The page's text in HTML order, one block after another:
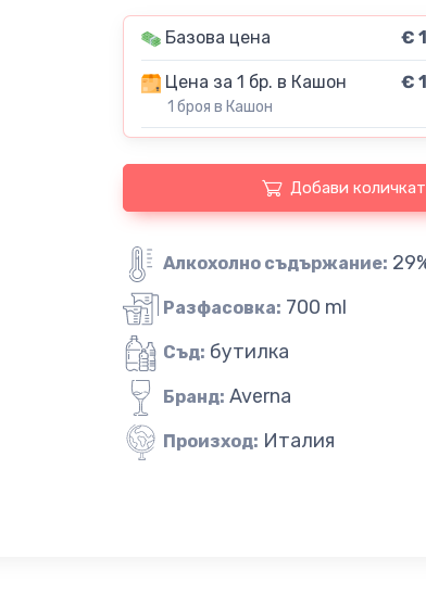
Базова цена €
Цена за 1 бр. в Кашон
1 броя в Кашон
€
Добави
Алкохолно съдържание:
Разфасовка: 700 ml
Съд: бутилка
Бранд: Averna
Произход: Италия